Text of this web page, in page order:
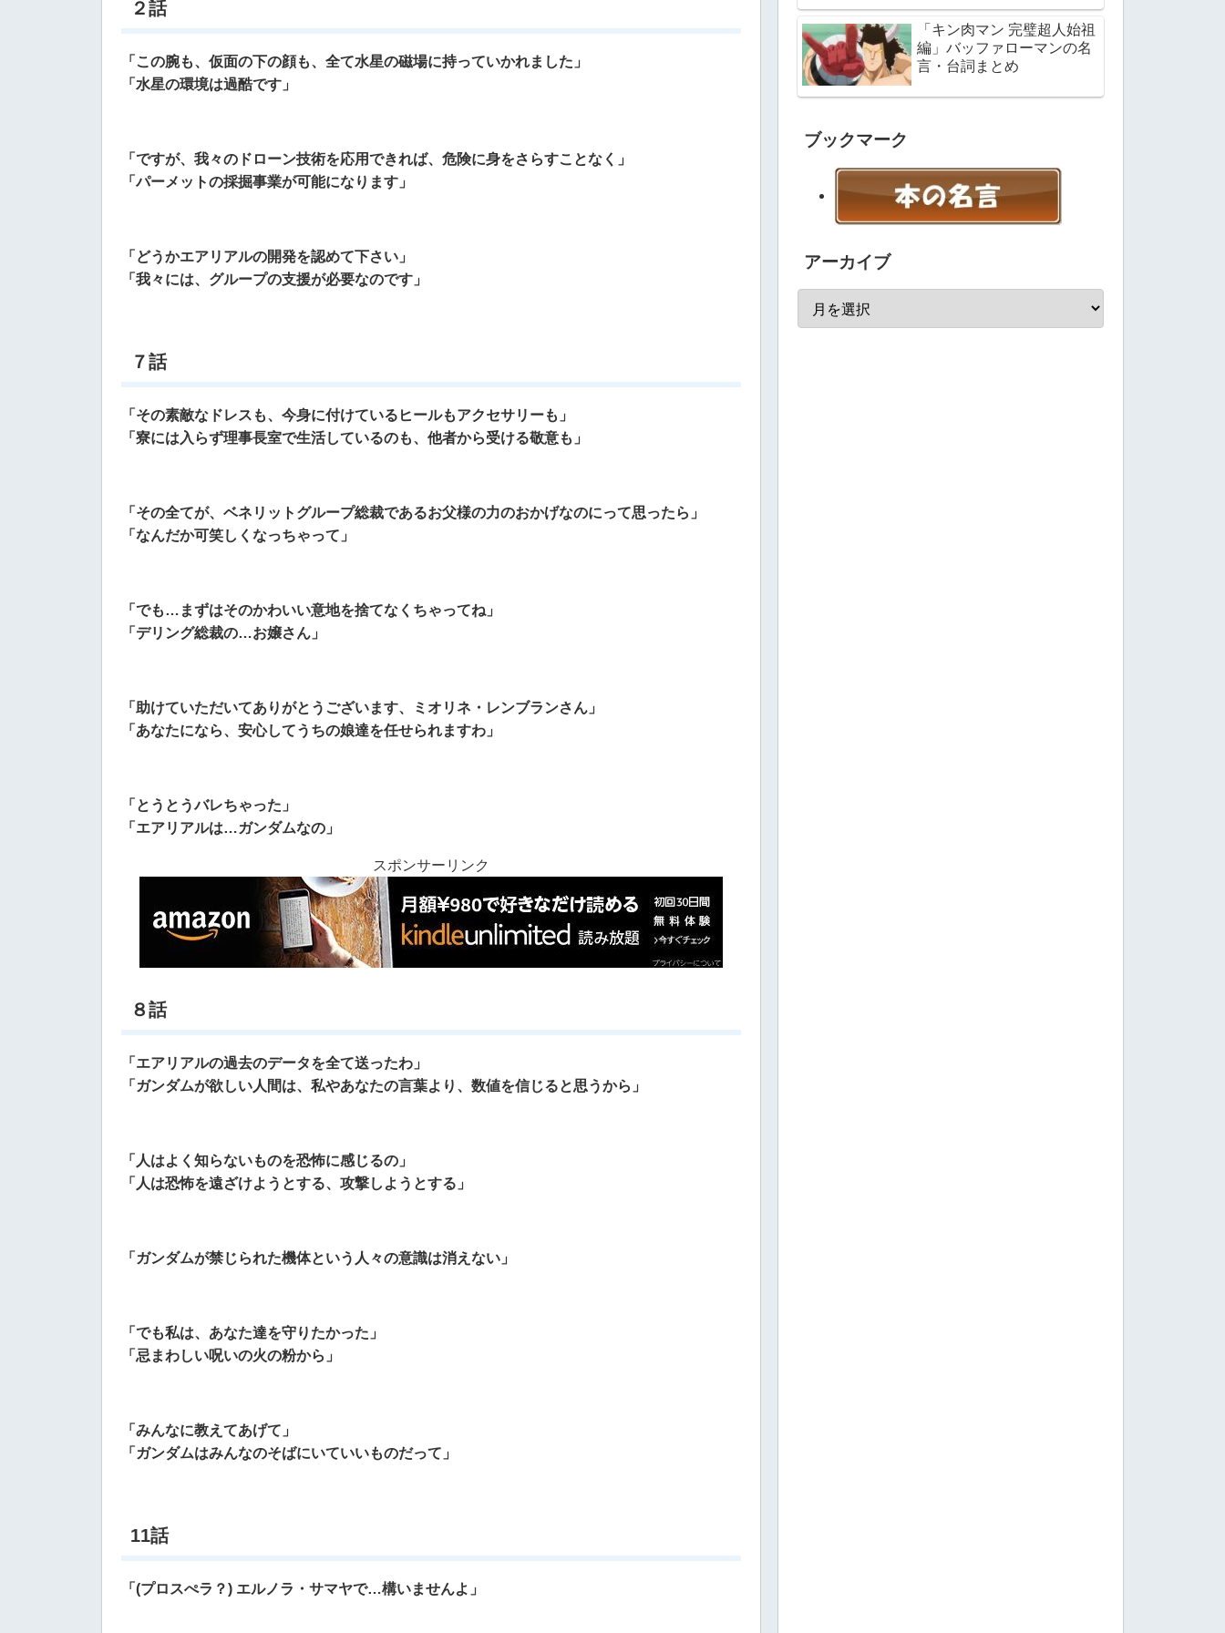
２話
「この腕も、仮面の下の顔も、全て水星の磁場に持っていかれました」
「水星の環境は過酷です」
「ですが、我々のドローン技術を応用できれば、危険に身をさらすことなく」
「パーメットの採掘事業が可能になります」
「どうかエアリアルの開発を認めて下さい」
「我々には、グループの支援が必要なのです」
７話
「その素敵なドレスも、今身に付けているヒールもアクセサリーも」
「寮には入らず理事長室で生活しているのも、他者から受ける敬意も」
「その全てが、ベネリットグループ総裁であるお父様の力のおかげなのにって思ったら」
「なんだか可笑しくなっちゃって」
「でも…まずはそのかわいい意地を捨てなくちゃってね」
「デリング総裁の…お嬢さん」
「助けていただいてありがとうございます、ミオリネ・レンブランさん」
「あなたになら、安心してうちの娘達を任せられますわ」
「とうとうバレちゃった」
「エアリアルは…ガンダムなの」
スポンサーリンク
８話
「エアリアルの過去のデータを全て送ったわ」
「ガンダムが欲しい人間は、私やあなたの言葉より、数値を信じると思うから」
「人はよく知らないものを恐怖に感じるの」
「人は恐怖を遠ざけようとする、攻撃しようとする」
「ガンダムが禁じられた機体という人々の意識は消えない」
「でも私は、あなた達を守りたかった」
「忌まわしい呪いの火の粉から」
「みんなに教えてあげて」
「ガンダムはみんなのそばにいていいものだって」
11話
「(プロスぺラ？) エルノラ・サマヤで…構いませんよ」
「キン肉マン 完璧超人始祖
編」バッファローマンの名
言・台詞まとめ
ブックマーク
アーカイブ